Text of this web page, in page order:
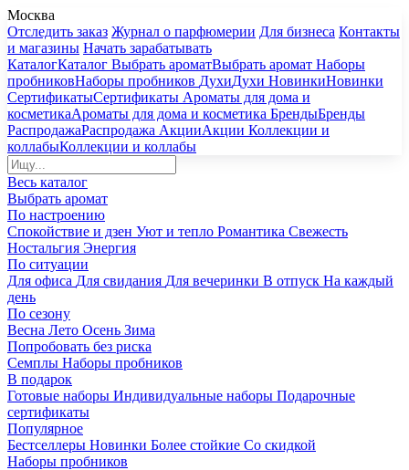
Москва
Отследить заказ Журнал о парфюмерии Для бизнеса Контакты
и магазины Начать зарабатывать
КаталогКаталог Выбрать ароматВыбрать аромат Наборы
пробниковНаборы пробников ДухиДухи НовинкиНовинки
СертификатыСертификаты Ароматы для дома и
косметикаАроматы для дома и косметика БрендыБренды
РаспродажаРаспродажа АкцииАкции Коллекции и
коллабыКоллекции и коллабы
Весь каталог
Выбрать аромат
По настроению
Спокойствие и дзен Уют и тепло Романтика Свежесть
Ностальгия Энергия
По ситуации
Для офиса Для свидания Для вечеринки В отпуск На каждый
день
По сезону
Весна Лето Осень Зима
Попробовать без риска
Семплы Наборы пробников
В подарок
Готовые наборы Индивидуальные наборы Подарочные
сертификаты
Популярное
Бестселлеры Новинки Более стойкие Со скидкой
Наборы пробников